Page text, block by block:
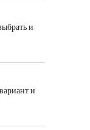
и
и